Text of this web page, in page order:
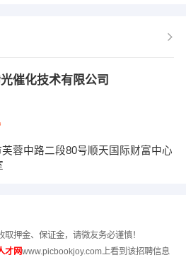
催化技术有限公司
蓉中路二段80号顺天国际财富中心
押金、保证金，请微友务必谨慎！
才网www.picbookjoy.com上看到该招聘信息